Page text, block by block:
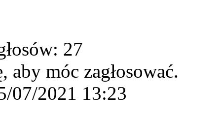
27
aby móc zagłosować.
07/2021 13:23